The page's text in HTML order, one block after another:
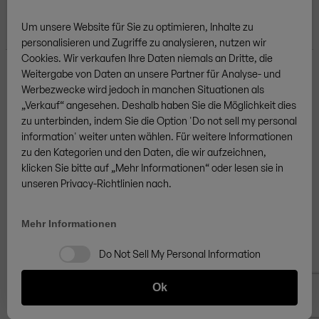
Um unsere Website für Sie zu optimieren, Inhalte zu
personalisieren und Zugriffe zu analysieren, nutzen wir
Cookies. Wir verkaufen Ihre Daten niemals an Dritte, die
Weitergabe von Daten an unsere Partner für Analyse- und
Werbezwecke wird jedoch in manchen Situationen als
„Verkauf“angesehen. Deshalb haben Sie die Möglichkeit dies
zu unterbinden, indem Sie die Option 'Do not sell my personal
information' weiter unten wählen. Für weitere Informationen
zu den Kategorien und den Daten, die wir aufzeichnen,
klicken Sie bitte auf „Mehr Informationen“oder lesen sie in
unseren Privacy-Richtlinien nach.
Mehr Informationen
Do Not Sell My Personal Information
Ok
Weitere Marken
AGBDatenschutz
WiderrufsrechtVertrag widerrufen
© ZINGERLE GROUP